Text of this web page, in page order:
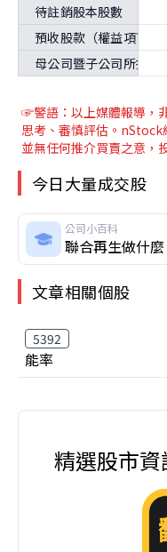
待註銷股本股數
預收股款（權益項下）
母公司暨子公司所持有
☞警語：以上媒體報導 ，
思考、審慎評估。nStock
並無任何推介買賣之意，
今日大量成交股
公司小百科
聯合再生做什麼
文章相關個股
5392
能率
精選股市資